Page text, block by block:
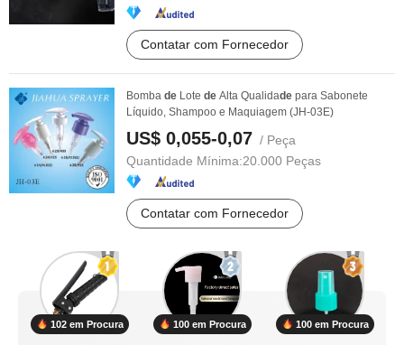
Contatar com Fornecedor
Bomba de Lote de Alta Qualidade para Sabonete
Líquido, Shampoo e Maquiagem (JH-03E)
US$ 0,055-0,07 / Peça
Quantidade Mínima:20.000 Peças
Contatar com Fornecedor
102 em Procura 100 em Procura 100 em Procura